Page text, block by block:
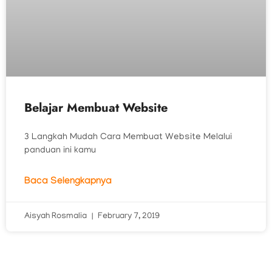
Belajar Membuat Website
3 Langkah Mudah Cara Membuat Website Melalui
panduan ini kamu
Baca Selengkapnya
Aisyah Rosmalia February 7, 2019